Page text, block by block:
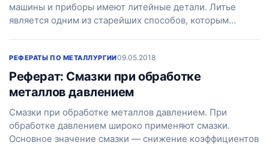
машины и приборы имеют литейные детали. Литье
является одним из старейших способов, которым…
РЕФЕРАТЫ ПО МЕТАЛЛУРГИИ09.05.2018
Реферат: Смазки при обработке
металлов давлением
Смазки при обработке металлов давлением. При
обработке давлением широко применяют смазки.
Основное значение смазки — снижение коэффициентов